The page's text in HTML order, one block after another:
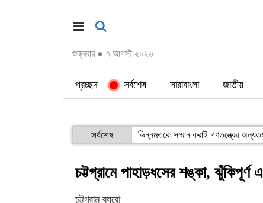
শুক্রবার ● ৭ আগস্ট ২০২৬
প্রচ্ছদ সর্বশেষ সারাবাংলা জাতীয়
সর্বশেষ ভিন্নমতকে সম্মান করাই গণতন্ত্রের
চট্টগ্রামে পাহাড়ধসের শঙ্কা, ঝুঁকিপূর্ণ
চট্টগ্রাম ব্যুরো